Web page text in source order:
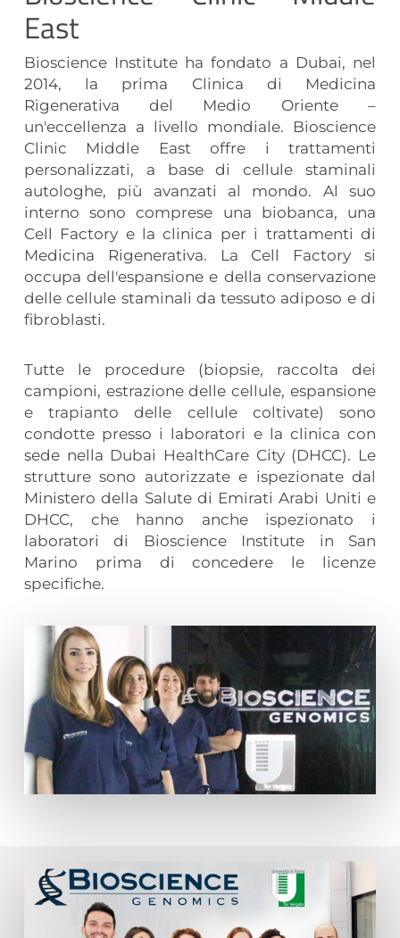
East
Bioscience Institute ha fondato a Dubai, nel
2014, la prima Clinica di Medicina
Rigenerativa del Medio Oriente –
un'eccellenza a livello mondiale. Bioscience
Clinic Middle East offre i trattamenti
personalizzati, a base di cellule staminali
autologhe, più avanzati al mondo. Al suo
interno sono comprese una biobanca, una
Cell Factory e la clinica per i trattamenti di
Medicina Rigenerativa. La Cell Factory si
occupa dell'espansione e della conservazione
delle cellule staminali da tessuto adiposo e di
fibroblasti.
Tutte le procedure (biopsie, raccolta dei
campioni, estrazione delle cellule, espansione
e trapianto delle cellule coltivate) sono
condotte presso i laboratori e la clinica con
sede nella Dubai HealthCare City (DHCC). Le
strutture sono autorizzate e ispezionate dal
Ministero della Salute di Emirati Arabi Uniti e
DHCC, che hanno anche ispezionato i
laboratori di Bioscience Institute in San
Marino prima di concedere le licenze
specifiche.